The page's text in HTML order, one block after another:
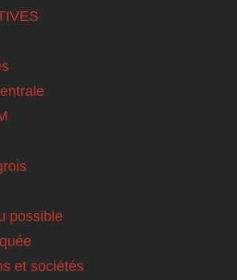
possible
et sociétés